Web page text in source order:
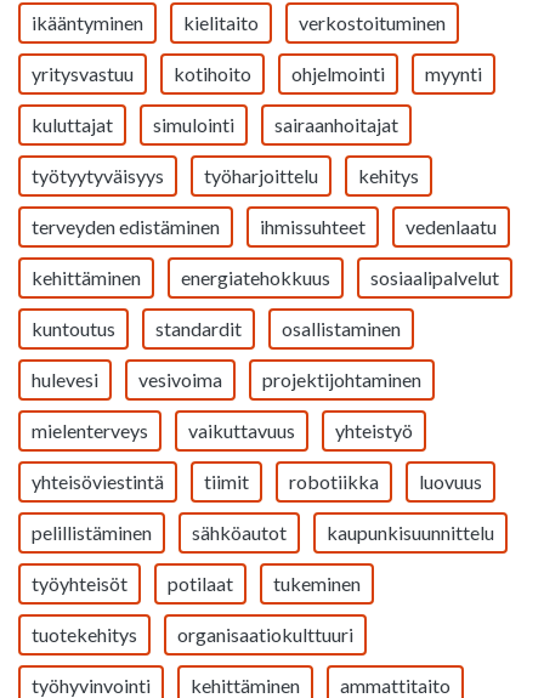
ikääntyminen kielitaito verkostoituminen
yritysvastuu kotihoito ohjelmointi myynti
kuluttajat simulointi sairaanhoitajat
työtyytyväisyys työharjoittelu kehitys
terveyden edistäminen ihmissuhteet vedenlaatu
kehittäminen energiatehokkuus sosiaalipalvelut
kuntoutus standardit osallistaminen
hulevesi vesivoima projektijohtaminen
mielenterveys vaikuttavuus yhteistyö
yhteisöviestintä tiimit robotiikka luovuus
pelillistäminen sähköautot kaupunkisuunnittelu
työyhteisöt potilaat tukeminen
tuotekehitys organisaatiokulttuuri
työhyvinvointi kehittäminen ammattitaito